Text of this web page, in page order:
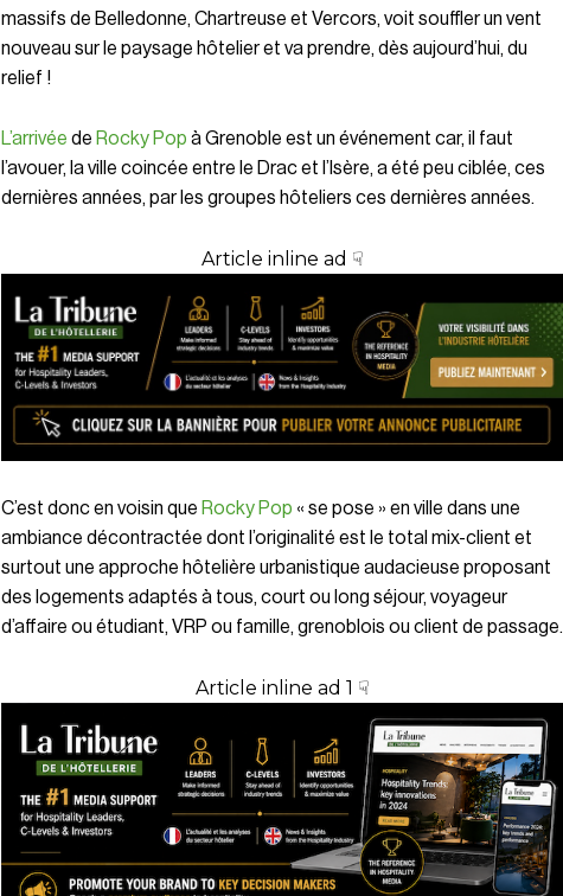
massifs de Belledonne, Chartreuse et Vercors, voit souffler un vent
nouveau sur le paysage hôtelier et va prendre, dès aujourd’hui, du
relief !
L’arrivée de Rocky Pop à Grenoble est un événement car, il faut
l’avouer, la ville coincée entre le Drac et l’Isère, a été peu ciblée, ces
dernières années, par les groupes hôteliers ces dernières années.
Article inline ad ☟
C’est donc en voisin que Rocky Pop « se pose » en ville dans une
ambiance décontractée dont l’originalité est le total mix-client et
surtout une approche hôtelière urbanistique audacieuse proposant
des logements adaptés à tous, court ou long séjour, voyageur
d’affaire ou étudiant, VRP ou famille, grenoblois ou client de passage.
Article inline ad 1 ☟